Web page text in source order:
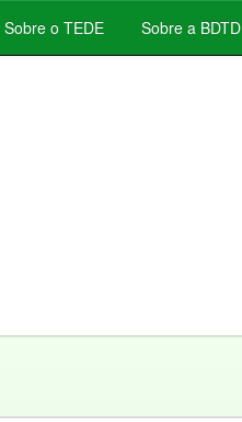
Sobre o TEDE Sobre a BDTD